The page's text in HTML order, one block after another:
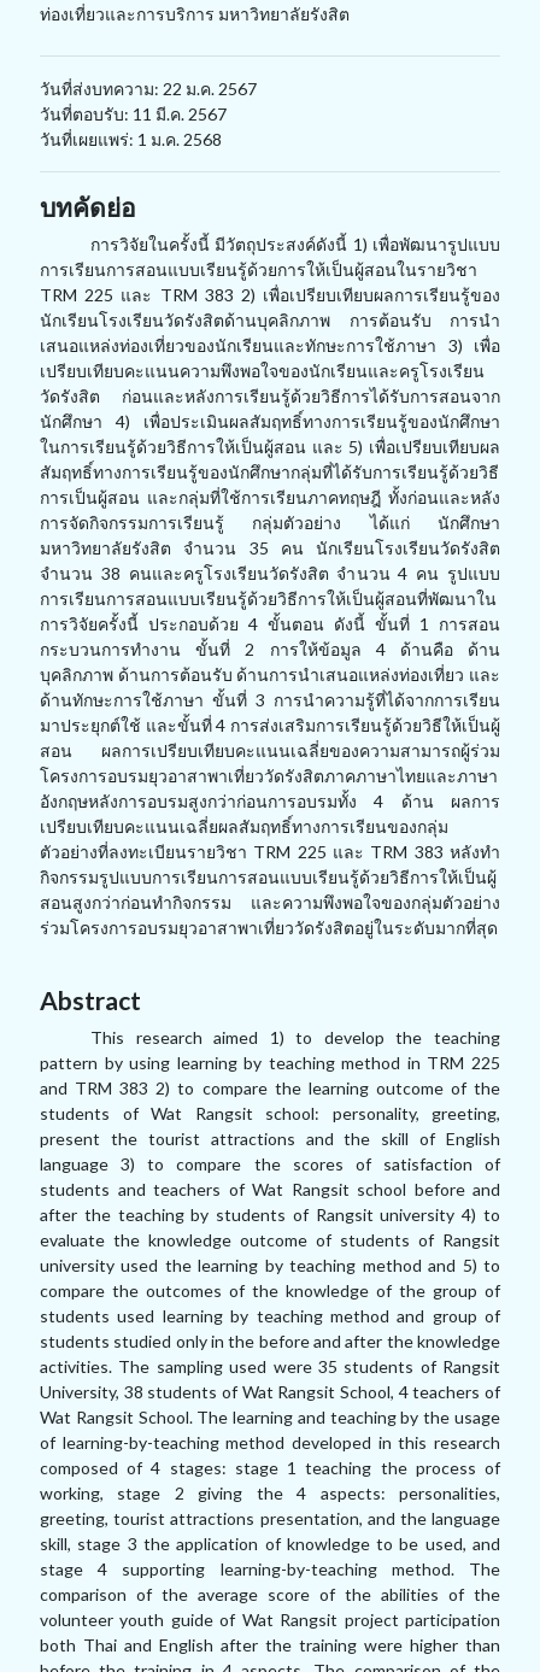
ท่องเที่ยวและการบริการ มหาวิทยาลัยรังสิต
วันที่ส่งบทความ: 22 ม.ค. 2567
วันที่ตอบรับ: 11 มี.ค. 2567
วันที่เผยแพร่: 1 ม.ค. 2568
บทคัดย่อ
การวิจัยในครั้งนี้ มีวัตถุประสงค์ดังนี้ 1) เพื่อพัฒนารูปแบบ
การเรียนการสอนแบบเรียนรู้ด้วยการให้เป็นผู้สอนในรายวิชา
TRM 225 และ TRM 383 2) เพื่อเปรียบเทียบผลการเรียนรู้ของ
นักเรียนโรงเรียนวัดรังสิตด้านบุคลิกภาพ การต้อนรับ การนำ
เสนอแหล่งท่องเที่ยวของนักเรียนและทักษะการใช้ภาษา 3) เพื่อ
เปรียบเทียบคะแนนความพึงพอใจของนักเรียนและครูโรงเรียน
วัดรังสิต ก่อนและหลังการเรียนรู้ด้วยวิธีการได้รับการสอนจาก
นักศึกษา 4) เพื่อประเมินผลสัมฤทธิ์ทางการเรียนรู้ของนักศึกษา
ในการเรียนรู้ด้วยวิธีการให้เป็นผู้สอน และ 5) เพื่อเปรียบเทียบผล
สัมฤทธิ์ทางการเรียนรู้ของนักศึกษากลุ่มที่ได้รับการเรียนรู้ด้วยวิธี
การเป็นผู้สอน และกลุ่มที่ใช้การเรียนภาคทฤษฎี ทั้งก่อนและหลัง
การจัดกิจกรรมการเรียนรู้ กลุ่มตัวอย่าง ได้แก่ นักศึกษา
มหาวิทยาลัยรังสิต จำนวน 35 คน นักเรียนโรงเรียนวัดรังสิต
จำนวน 38 คนและครูโรงเรียนวัดรังสิต จำนวน 4 คน รูปแบบ
การเรียนการสอนแบบเรียนรู้ด้วยวิธีการให้เป็นผู้สอนที่พัฒนาใน
การวิจัยครั้งนี้ ประกอบด้วย 4 ขั้นตอน ดังนี้ ขั้นที่ 1 การสอน
กระบวนการทำงาน ขั้นที่ 2 การให้ข้อมูล 4 ด้านคือ ด้าน
บุคลิกภาพ ด้านการต้อนรับ ด้านการนำเสนอแหล่งท่องเที่ยว และ
ด้านทักษะการใช้ภาษา ขั้นที่ 3 การนำความรู้ที่ได้จากการเรียน
มาประยุกต์ใช้ และขั้นที่ 4 การส่งเสริมการเรียนรู้ด้วยวิธีให้เป็นผู้
สอน ผลการเปรียบเทียบคะแนนเฉลี่ยของความสามารถผู้ร่วม
โครงการอบรมยุวอาสาพาเที่ยววัดรังสิตภาคภาษาไทยและภาษา
อังกฤษหลังการอบรมสูงกว่าก่อนการอบรมทั้ง 4 ด้าน ผลการ
เปรียบเทียบคะแนนเฉลี่ยผลสัมฤทธิ์ทางการเรียนของกลุ่ม
ตัวอย่างที่ลงทะเบียนรายวิชา TRM 225 และ TRM 383 หลังทำ
กิจกรรมรูปแบบการเรียนการสอนแบบเรียนรู้ด้วยวิธีการให้เป็นผู้
สอนสูงกว่าก่อนทำกิจกรรม และความพึงพอใจของกลุ่มตัวอย่าง
ร่วมโครงการอบรมยุวอาสาพาเที่ยววัดรังสิตอยู่ในระดับมากที่สุด
Abstract
This research aimed 1) to develop the teaching
pattern by using learning by teaching method in TRM 225
and TRM 383 2) to compare the learning outcome of the
students of Wat Rangsit school: personality, greeting,
present the tourist attractions and the skill of English
language 3) to compare the scores of satisfaction of
students and teachers of Wat Rangsit school before and
after the teaching by students of Rangsit university 4) to
evaluate the knowledge outcome of students of Rangsit
university used the learning by teaching method and 5) to
compare the outcomes of the knowledge of the group of
students used learning by teaching method and group of
students studied only in the before and after the knowledge
activities. The sampling used were 35 students of Rangsit
University, 38 students of Wat Rangsit School, 4 teachers of
Wat Rangsit School. The learning and teaching by the usage
of learning-by-teaching method developed in this research
composed of 4 stages: stage 1 teaching the process of
working, stage 2 giving the 4 aspects: personalities,
greeting, tourist attractions presentation, and the language
skill, stage 3 the application of knowledge to be used, and
stage 4 supporting learning-by-teaching method. The
comparison of the average score of the abilities of the
volunteer youth guide of Wat Rangsit project participation
both Thai and English after the training were higher than